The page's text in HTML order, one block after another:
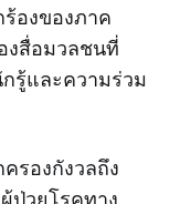
องของภาค
งสื่อมวลชนที่
รู้และความร่วม
รองกังวลถึง
ป่วยโรคทาง